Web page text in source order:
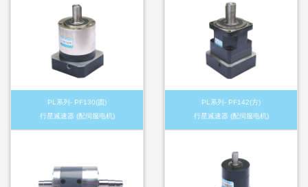
PL系列- PF130(圆)
行星减速器 (配伺服电机)
PL系列- PF142(方)
行星减速器 (配伺服电机)